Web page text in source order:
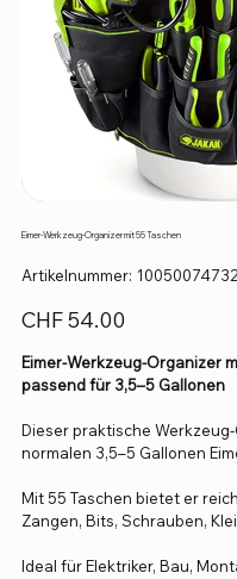
Eimer-Werkzeug-Organizer mit 55 Taschen
Artikelnummer: Artikelnummer:
Preis
CHF 54.00
Eimer-Werkzeug-Organizer
passend für 3,5–5 Gallonen
Dieser praktische
normalen 3,5–5 Gallonen
Mit 55 Taschen bietet er
Zangen, Bits, Schrauben,
Ideal für Elektriker, Bau,